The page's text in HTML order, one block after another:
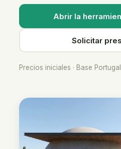
Abrir la
Solicitar
Precios iniciales · Base Portugal